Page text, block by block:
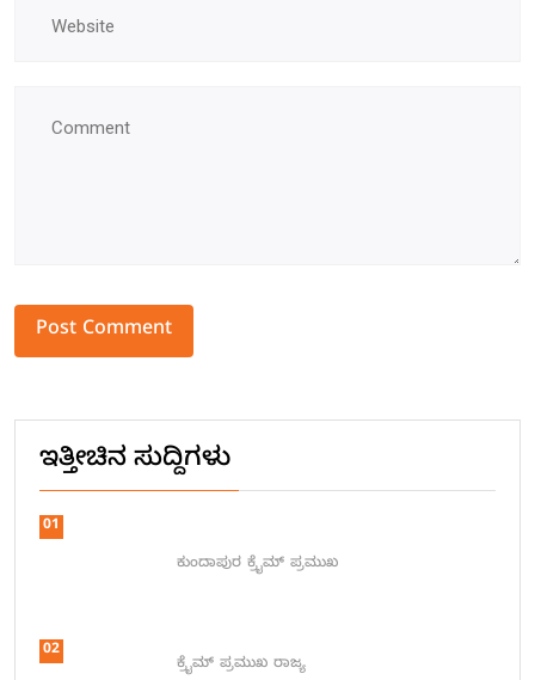
ಇತ್ತೀಚಿನ ಸುದ್ದಿಗಳು
01
ಕುಂದಾಪುರ ಕ್ರೈಮ್ ಪ್ರಮುಖ
02
ಕ್ರೈಮ್ ಪ್ರಮುಖ ರಾಜ್ಯ